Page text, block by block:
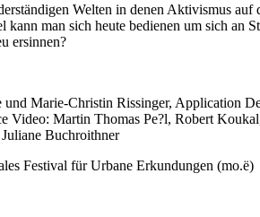
Welten in denen Aktivismus auf
man sich heute bedienen um sich an
ersinnen?
Marie-Christin Rissinger, Application
Video: Martin Thomas Pe?l, Robert
Buchroithner
Festival für Urbane Erkundungen (mo.ë)